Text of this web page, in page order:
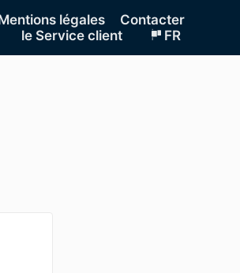
légales
Contacter
le Service client
FR